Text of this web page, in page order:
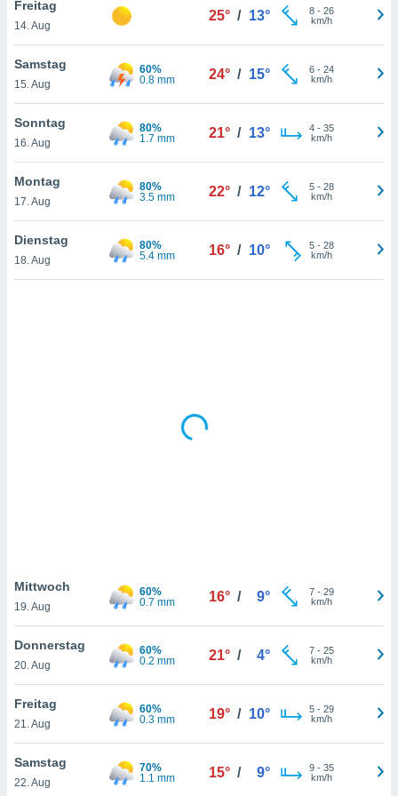
der
Sie
von
und
auf
Sie
klicken.
und
Freitag
14. Aug
25° / 13° 8- 26
km/h
Samstag
15. Aug
60%
0.8 mm
24° / 15° 6- 24
km/h
Sonntag
16. Aug
80%
1.7 mm
21° / 13° 4- 35
km/h
Montag
17. Aug
80%
3.5 mm
22° / 12° 5- 28
km/h
Dienstag
18. Aug
80%
5.4 mm
16° / 10° 5- 28
km/h
Mittwoch
19. Aug
60%
0.7 mm
16° / 9° 7- 29
km/h
Donnerstag
20. Aug
60%
0.2 mm
21° / 4° 7- 25
km/h
Freitag
21. Aug
60%
0.3 mm
19° / 10° 5- 29
km/h
Samstag
22. Aug
70%
1.1 mm
15° / 9° 9- 35
km/h